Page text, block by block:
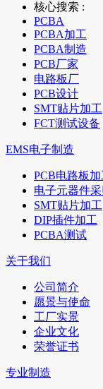
核心搜索 :
PCBA
PCBA加工
PCBA制造
PCB厂家
电路板厂
PCB设计
SMT贴片加工
FCT测试设备
EMS电子制造
PCB电路板加
电子元器件
SMT贴片加工
DIP插件加工
PCBA测试
关于我们
公司简介
愿景与使命
工厂实景
企业文化
荣誉证书
专业制造